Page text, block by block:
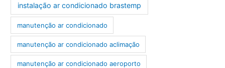
instalação ar condicionado brastemp
manutenção ar condicionado
manutenção ar condicionado aclimação
manutenção ar condicionado aeroporto